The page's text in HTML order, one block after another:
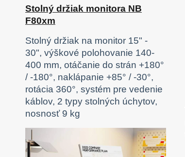
Stolný držiak monitora NB
F80xm
Stolný držiak na monitor 15" -
30", výškové polohovanie 140-
400 mm, otáčanie do strán +180°
/ -180°, naklápanie +85° / -30°,
rotácia 360°, systém pre vedenie
káblov, 2 typy stolných úchytov,
nosnosť 9 kg